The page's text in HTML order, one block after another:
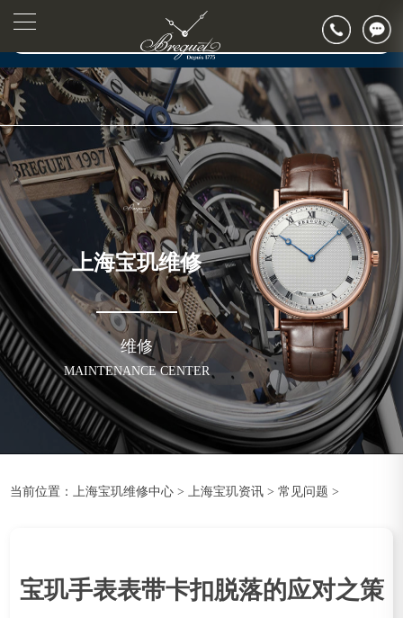
▲
▼
上海市黄浦区南京东路299号宏伊国际广场写字楼8层806室宝玑售后服务中心（需提前预约）
上海市徐汇区虹桥路3号港汇中心2座37层3705室宝玑售后服务中心（需提前预约）
节假日正常营业！
上海宝玑维修
维修
MAINTENANCE CENTER
当前位置： 上海宝玑维修中心 > 上海宝玑资讯 >常见问题 >
宝玑手表表带卡扣脱落的应对之策